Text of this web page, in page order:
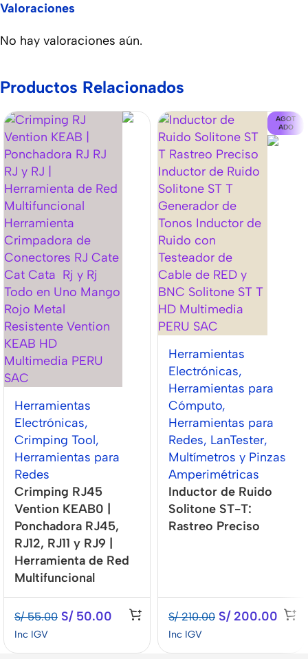
Valoraciones
No hay valoraciones aún.
Productos Relacionados
Herramientas
Electrónicas,
Crimping Tool,
Herramientas para
Redes
Crimping RJ45
Vention KEAB0 |
Ponchadora RJ45,
RJ12, RJ11 y RJ9 |
Herramienta de Red
Multifuncional
S/55.00 S/50.00
Inc IGV
AGOT
ADO
Herramientas
Electrónicas,
Herramientas para
Cómputo,
Herramientas para
Redes, LanTester,
Multímetros y Pinzas
Amperimétricas
Inductor de Ruido
Solitone ST-T:
Rastreo Preciso
S/210.00 S/200.00
Inc IGV